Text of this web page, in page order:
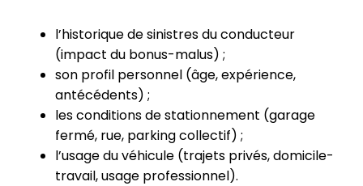
l’historique de sinistres du conducteur
(impact du bonus-malus) ;
son profil personnel (âge, expérience,
antécédents) ;
les conditions de stationnement (garage
fermé, rue, parking collectif) ;
l’usage du véhicule (trajets privés, domicile-
travail, usage professionnel).